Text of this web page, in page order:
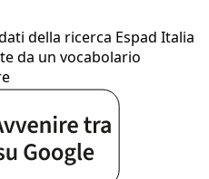
della ricerca Espad Italia
da un vocabolario